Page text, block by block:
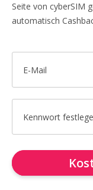
Seite von cyberSIM
automatisch
E-Mail
Kennwort